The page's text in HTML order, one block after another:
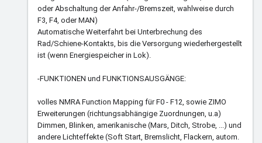
oder Abschaltung der Anfahr-/Bremszeit, wahlweise durch
F3, F4, oder MAN)
Automatische Weiterfahrt bei Unterbrechung des
Rad/Schiene-Kontakts, bis die Versorgung wiederhergestellt
ist (wenn Energiespeicher in Lok).
-FUNKTIONEN und FUNKTIONSAUSGÄNGE:
volles NMRA Function Mapping für F0 - F12, sowie ZIMO
Erweiterungen (richtungsabhängige Zuordnungen, u.a)
Dimmen, Blinken, amerikanische (Mars, Ditch, Strobe, ...) und
andere Lichteffekte (Soft Start, Bremslicht, Flackern, autom.